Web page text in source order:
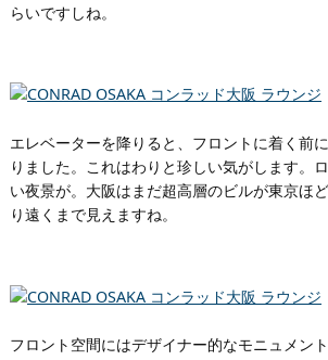
らいですしね。
エレベーターを降りると、フロントに着く前
りました。これはわりと珍しい気がします。
い夜景が。大阪はまだ超高層のビルが東京ほ
り遠くまで見えますね。
フロント空間にはデザイナー的なモニュメン